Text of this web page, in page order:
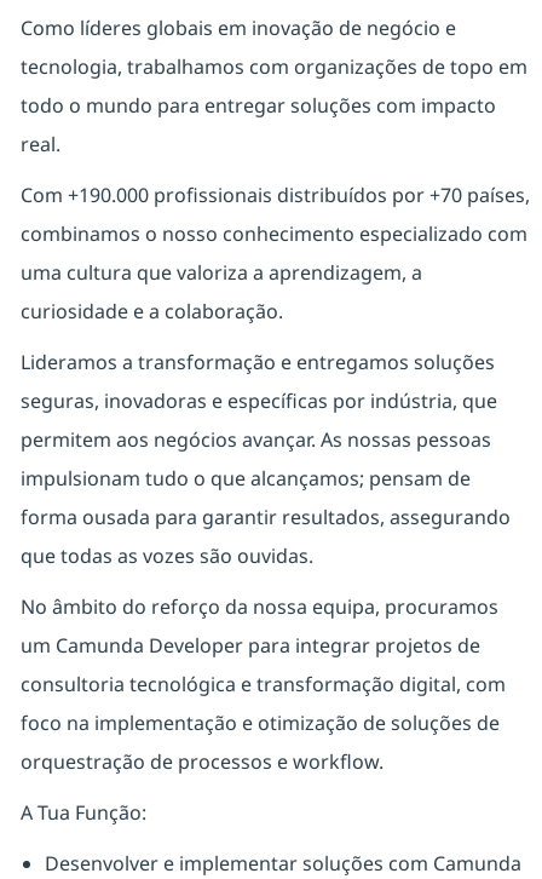
Como líderes globais em inovação de negócio e
tecnologia, trabalhamos com organizações de topo em
todo o mundo para entregar soluções com impacto
real.
Com +190.000 profissionais distribuídos por +70 países,
combinamos o nosso conhecimento especializado com
uma cultura que valoriza a aprendizagem, a
curiosidade e a colaboração.
Lideramos a transformação e entregamos soluções
seguras, inovadoras e específicas por indústria, que
permitem aos negócios avançar. As nossas pessoas
impulsionam tudo o que alcançamos; pensam de
forma ousada para garantir resultados, assegurando
que todas as vozes são ouvidas.
No âmbito do reforço da nossa equipa, procuramos
um Camunda Developer para integrar projetos de
consultoria tecnológica e transformação digital, com
foco na implementação e otimização de soluções de
orquestração de processos e workflow.
A Tua Função:
Desenvolver e implementar soluções com Camunda